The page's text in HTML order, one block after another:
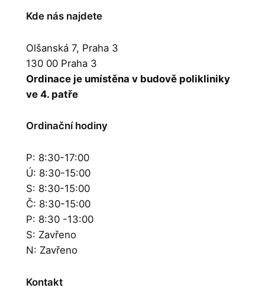
Kde nás najdete
Olšanská 7, Praha 3
130 00 Praha 3
Ordinace je umístěna v budově polikliniky
ve 4. patře
Ordinační hodiny
P: 8:30-17:00
Ú: 8:30-15:00
S: 8:30-15:00
Č: 8:30-15:00
P: 8:30 -13:00
S: Zavřeno
N: Zavřeno
Kontakt